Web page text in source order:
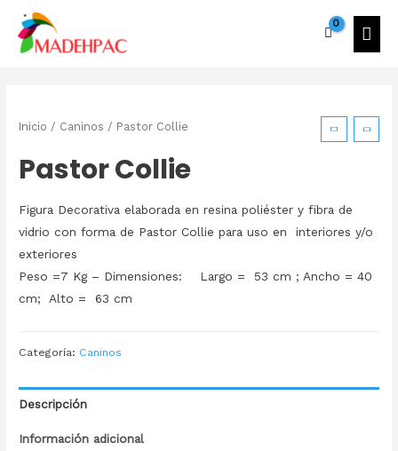
Inicio / Caninos / Pastor Collie
Pastor Collie
Figura Decorativa elaborada en resina poliéster y fibra de
vidrio con forma de Pastor Collie para uso en interiores y/o
exteriores
Peso =7 Kg – Dimensiones: Largo = 53 cm ; Ancho = 40
cm; Alto = 63 cm
Categoría: Caninos
Descripción
Información adicional